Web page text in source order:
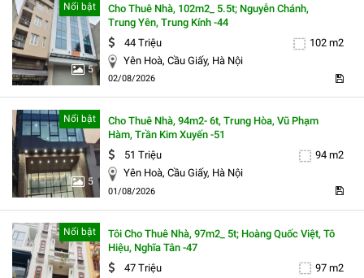
5
Nổi bật
Cho Thuê Nhà, 102m2_ 5.5t; Nguyễn Chánh,
Trung Yên, Trung Kính -44
44 Triệu
102 m2
Yên Hoà, Cầu Giấy, Hà Nội
02/08/2026
5
Nổi bật
Cho Thuê Nhà, 94m2- 6t, Trung Hòa, Vũ Phạm
Hàm, Trần Kim Xuyến -51
51 Triệu
94 m2
Yên Hoà, Cầu Giấy, Hà Nội
01/08/2026
Nổi bật
Tôi Cho Thuê Nhà, 97m2_ 5t; Hoàng Quốc Việt, Tô
Hiệu, Nghĩa Tân -47
47 Triệu
97 m2